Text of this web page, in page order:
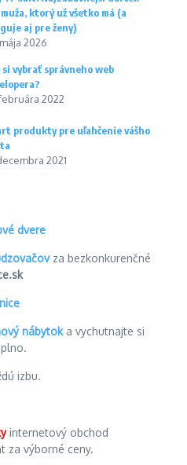
ktorý už všetko má (a
aj pre ženy)
2026
si vybrať správneho web
2022
produkty pre uľahčenie vášho
2021
dvere
za bezkonkurenčné
nábytoka vychutnajte si
izbu.
internetový obchod
za výborné ceny.